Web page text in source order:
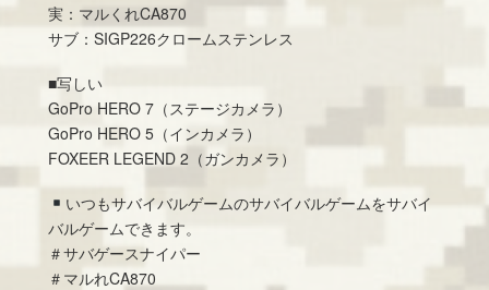
実：マルくれCA870
サブ：SIGP226クロームステンレス
■写しい
GoPro HERO 7（ステージカメラ）
GoPro HERO 5（インカメラ）
FOXEER LEGEND 2（ガンカメラ）
いつもサバイバルゲームのサバイバルゲームをサバイ
バルゲームできます。
＃サバゲースナイパー
＃マルれCA870